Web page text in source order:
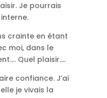
Je pourrais
crainte en étant
moi, dans le
Quel plaisir….
confiance. J’ai
je vivais la